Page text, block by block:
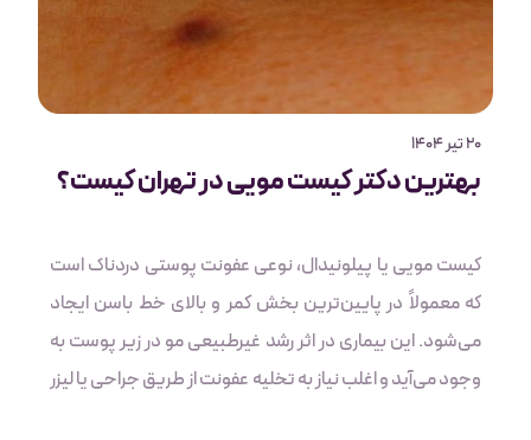
20 تیر 1404
بهترین دکتر کیست مویی در تهران کیست؟
کیست مویی یا پیلونیدال، نوعی عفونت پوستی دردناک است
که معمولاً در پایین‌ترین بخش کمر و بالای خط باسن ایجاد
می‌شود. این بیماری در اثر رشد غیرطبیعی مو در زیر پوست به
وجود می‌آید و اغلب نیاز به تخلیه عفونت از طریق جراحی یا لیزر